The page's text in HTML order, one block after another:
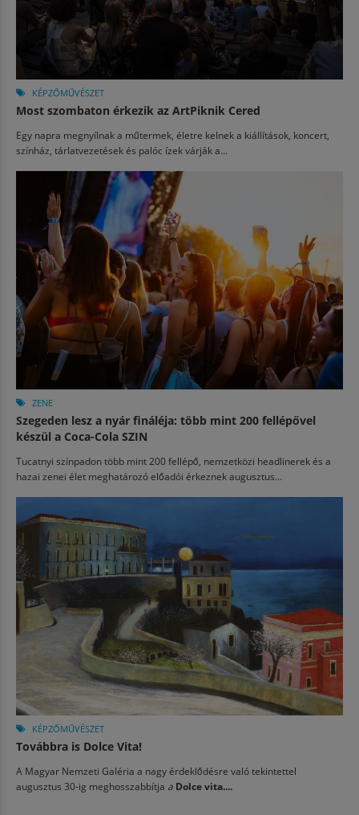
KÉPZŐMŰVÉSZET
Most szombaton érkezik az ArtPiknik Cered
Egy napra megnyílnak a műtermek, életre kelnek a kiállítások, koncert,
színház, tárlatvezetések és palóc ízek várják a...
ZENE
Szegeden lesz a nyár fináléja: több mint 200 fellépővel
készül a Coca-Cola SZIN
Tucatnyi színpadon több mint 200 fellépő, nemzetközi headlinerek és a
hazai zenei élet meghatározó előadói érkeznek augusztus...
KÉPZŐMŰVÉSZET
Továbbra is Dolce Vita!
A Magyar Nemzeti Galéria a nagy érdeklődésre való tekintettel
augusztus 30-ig meghosszabbítja a Dolce vita....